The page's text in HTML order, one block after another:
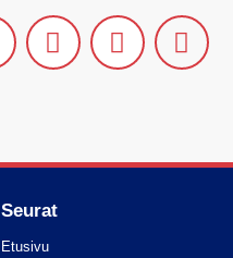
Seurat
Etusivu